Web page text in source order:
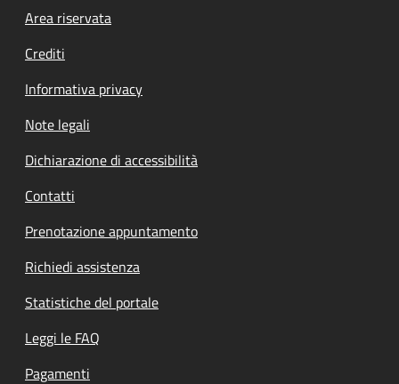
Footer menu
Area riservata
Crediti
Informativa privacy
Note legali
Dichiarazione di accessibilità
Contatti
Prenotazione appuntamento
Richiedi assistenza
Statistiche del portale
Leggi le FAQ
Pagamenti